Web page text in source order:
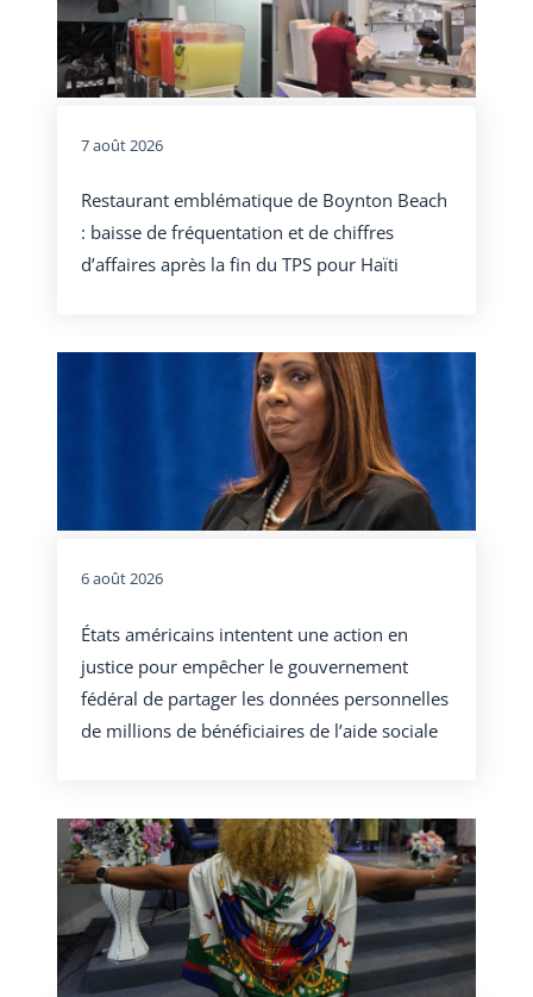
7 août 2026
Restaurant emblématique de Boynton Beach
: baisse de fréquentation et de chiffres
d’affaires après la fin du TPS pour Haïti
6 août 2026
États américains intentent une action en
justice pour empêcher le gouvernement
fédéral de partager les données personnelles
de millions de bénéficiaires de l’aide sociale